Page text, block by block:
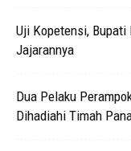
Uji Kopetensi, Bupati
Jajarannya
Dua Pelaku
Dihadiahi Timah